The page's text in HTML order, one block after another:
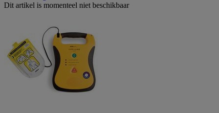
Dit artikel is momenteel niet beschikbaar